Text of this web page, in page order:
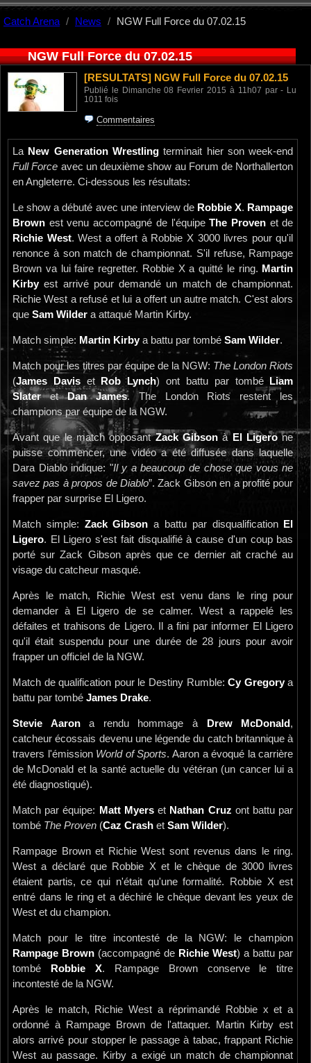
Catch Arena News NGW Full Force du 07.02.15
NGW Full Force du 07.02.15
[RESULTATS] NGW Full Force du 07.02.15
Publié le Dimanche 08 Fevrier 2015 à 11h07 par - Lu
1011 fois
Commentaires
La New Generation Wrestling terminait hier son week-end
Full Force avec un deuxième show au Forum de Northallerton
en Angleterre. Ci-dessous les résultats:
Le show a débuté avec une interview de Robbie X. Rampage
Brown est venu accompagné de l'équipeThe Provenet de
Richie West. West a offert à Robbie X 3000 livres pour qu'il
renonce à son match de championnat. S'il refuse, Rampage
Brown va lui faire regretter. Robbie X a quitté le ring. Martin
Kirbyest arrivé pour demandé un match de championnat.
Richie West a refusé et lui a offert un autre match. C'est alors
que Sam Wilder a attaqué Martin Kirby.
Match simple: Martin Kirbya battu par tombé Sam Wilder.
Match pour les titres par équipe de la NGW: The London Riots
(James Daviset Rob Lynch) ont battu par tombé
Liam
SlateretDan James. The London Riots restent les
champions par équipe de la NGW.
Avant que le match opposantZack Gibson à El Ligero ne
puisse commencer, une vidéo a été diffusée dans laquelle
Dara Diablo indique: "Il y a beaucoup de chose que vous ne
savez pas à propos de Diablo”. Zack Gibson en a profité pour
frapper par surprise El Ligero.
Match simple: Zack Gibson a battu par disqualification
El
Ligero. El Ligero s'est fait disqualifié à cause d'un coup bas
porté sur Zack Gibson après que ce dernier ait craché au
visage du catcheur masqué.
Après le match, Richie West est venu dans le ring pour
demander à El Ligero de se calmer. West a rappelé les
défaites et trahisons de Ligero. Il a fini par informer El Ligero
qu'il était suspendu pour une durée de 28 jours pour avoir
frapper un officiel de la NGW.
Match de qualification pour le Destiny Rumble:Cy Gregorya
battu par tombé James Drake.
Stevie Aarona rendu hommage à Drew McDonald ,
catcheur écossais devenu une légende du catch britannique à
travers l'émission World of Sports. Aaron a évoqué la carrière
de McDonald et la santé actuelle du vétéran (un cancer lui a
été diagnostiqué).
Match par équipe: Matt Myerset Nathan Cruz ont battu par
tombé The Proven (Caz Crash et Sam Wilder).
Rampage Brown et Richie West sont revenus dans le ring.
West a déclaré que Robbie X et le chèque de 3000 livres
étaient partis, ce qui n'était qu'une formalité. Robbie X est
entré dans le ring et a déchiré le chèque devant les yeux de
West et du champion.
Match pour le titre incontesté de la NGW: le champion
Rampage Brown (accompagné de Richie West) a battu par
tombé
Robbie X. Rampage Brown conserve le titre
incontesté de la NGW.
Après le match, Richie West a réprimandé Robbie x et a
ordonné à Rampage Brown de l'attaquer. Martin Kirby est
alors arrivé pour stopper le passage à tabac, frappant Richie
West au passage. Kirby a exigé un match de championnat